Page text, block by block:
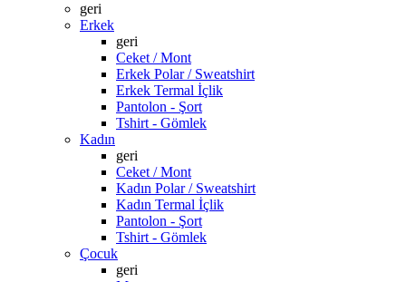
geri
Erkek
geri
Ceket / Mont
Erkek Polar / Sweatshirt
Erkek Termal İçlik
Pantolon - Şort
Tshirt - Gömlek
Kadın
geri
Ceket / Mont
Kadın Polar / Sweatshirt
Kadın Termal İçlik
Pantolon - Şort
Tshirt - Gömlek
Çocuk
geri